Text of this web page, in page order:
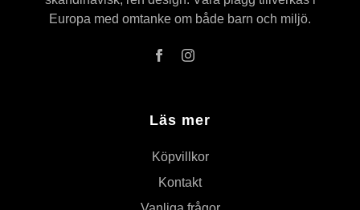
Europa med omtanke om både barn och miljö.
Läs mer
Köpvillkor
Kontakt